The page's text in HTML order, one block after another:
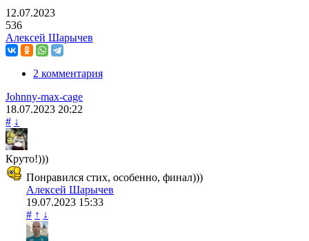
12.07.2023
536
Алексей Шарычев
2 комментария
Johnny-max-cage
18.07.2023 20:22
# ↓
Круто!)))
Понравился стих, особенно, финал)))
Алексей Шарычев
19.07.2023 15:33
# ↑ ↓